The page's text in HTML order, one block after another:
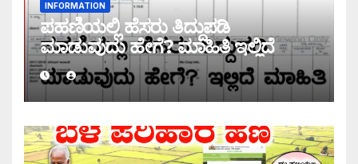
INFORMATION
ಪಹಣಿಯಲ್ಲಿ ಹೆಸರು ತಿದ್ದುಪಡಿ
ಮಾಡುವುದು ಹೇಗೆ? ಮಾಹಿತಿ ಇಲ್ಲಿದೆ